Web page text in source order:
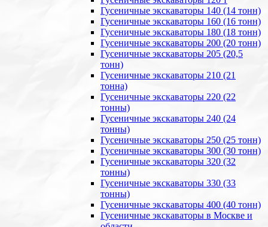
Гусеничные экскаваторы 140 (14 тонн)
Гусеничные экскаваторы 160 (16 тонн)
Гусеничные экскаваторы 180 (18 тонн)
Гусеничные экскаваторы 200 (20 тонн)
Гусеничные экскаваторы 205 (20,5
тонн)
Гусеничные экскаваторы 210 (21
тонна)
Гусеничные экскаваторы 220 (22
тонны)
Гусеничные экскаваторы 240 (24
тонны)
Гусеничные экскаваторы 250 (25 тонн)
Гусеничные экскаваторы 300 (30 тонн)
Гусеничные экскаваторы 320 (32
тонны)
Гусеничные экскаваторы 330 (33
тонны)
Гусеничные экскаваторы 400 (40 тонн)
Гусеничные экскаваторы в Москве и